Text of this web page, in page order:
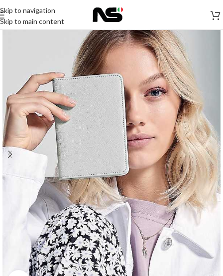
Skip to navigation
Skip to main content